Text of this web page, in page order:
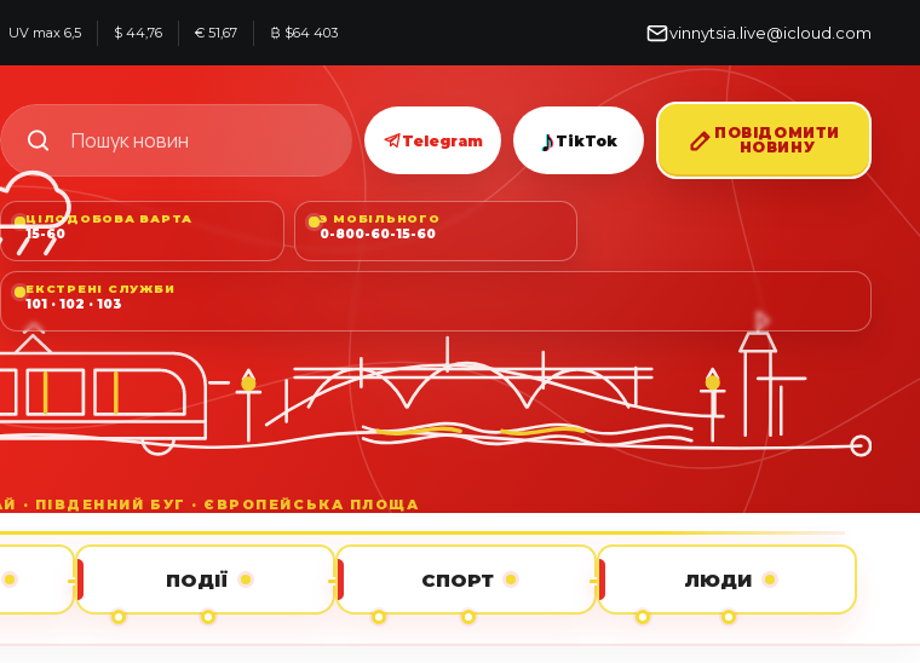
UV max 6,5 $ 44,76 € 51,67 ₿ $64 403 vinnytsia.live@icloud.com
Telegram ♪ TikTok
ПОВІДОМИТИ
НОВИНУ
ЦІЛОДОБОВА ВАРТА
15-60
З МОБІЛЬНОГО
0-800-60-15-60
ЕКСТРЕНІ СЛУЖБИ
101 · 102 · 103
ПОДІЇ СПОРТ ЛЮДИ